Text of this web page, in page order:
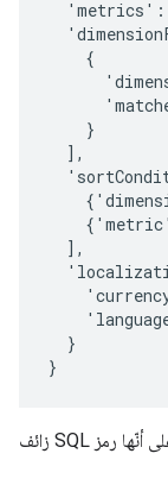
    {
    }
  ],
  ],
  }
لفهم أفضل، يمكنك التعامل مع المواصفات السابقة على أنّها رمز SQL زائف